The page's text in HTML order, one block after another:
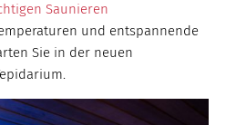
Saunieren
und entspannende
Sie in der neuen